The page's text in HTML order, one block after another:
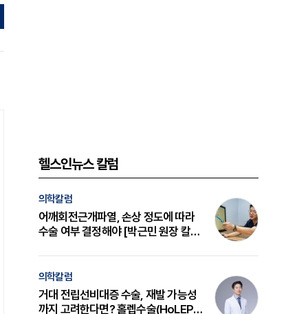
헬스인뉴스 칼럼
의학칼럼
어깨회전근개파열, 손상 정도에 따라
수술 여부 결정해야 [박근민 원장 칼
의학칼럼
거대 전립선비대증 수술, 재발 가능성
까지 고려한다면? 홀렙수술(HoLEP)